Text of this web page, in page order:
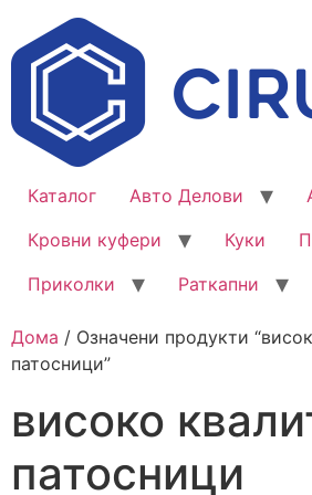
Каталог Авто Делови
Кровни куфери
Куки
Приколки
Раткапни
Дома / Означени продукти
патосници”
високо
патосници